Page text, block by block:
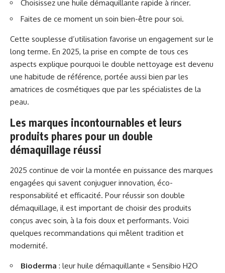
Choisissez une huile démaquillante rapide à rincer.
Faites de ce moment un soin bien-être pour soi.
Cette souplesse d’utilisation favorise un engagement sur le
long terme. En 2025, la prise en compte de tous ces
aspects explique pourquoi le double nettoyage est devenu
une habitude de référence, portée aussi bien par les
amatrices de cosmétiques que par les spécialistes de la
peau.
Les marques incontournables et leurs
produits phares pour un double
démaquillage réussi
2025 continue de voir la montée en puissance des marques
engagées qui savent conjuguer innovation, éco-
responsabilité et efficacité. Pour réussir son double
démaquillage, il est important de choisir des produits
conçus avec soin, à la fois doux et performants. Voici
quelques recommandations qui mêlent tradition et
modernité.
Bioderma : leur huile démaquillante « Sensibio H2O